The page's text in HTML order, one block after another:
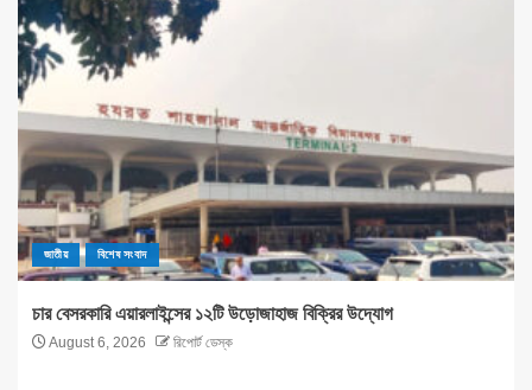
জাতীয় বিশেষ সংবাদ
চার বেসরকারি এয়ারলাইন্সের ১২টি উড়োজাহাজ বিক্রির উদ্যোগ
August 6, 2026 রিপোর্ট ডেস্ক